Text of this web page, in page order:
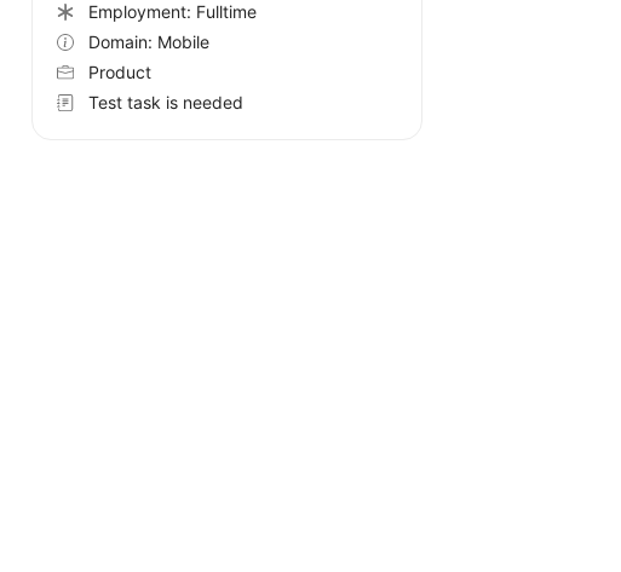
Employment: Fulltime
Domain: Mobile
Product
Test task is needed